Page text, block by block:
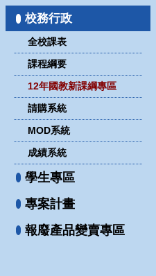
校務行政
全校課表
課程綱要
12年國教新課綱專區
請購系統
MOD系統
成績系統
學生專區
專案計畫
報廢產品變賣專區